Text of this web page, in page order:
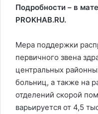
Подробности – в
PROKHAB.RU.
Мера поддержки
первичного звена
центральных
больниц, а также на
отделений скорой
варьируется от 4,5